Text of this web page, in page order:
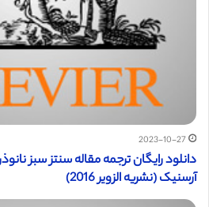
2023-10-27
آرسنیک (نشریه الزویر 2016)